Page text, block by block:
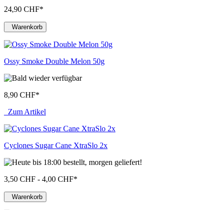
24,90 CHF*
Warenkorb
Ossy Smoke Double Melon 50g
8,90 CHF*
Zum Artikel
Cyclones Sugar Cane XtraSlo 2x
3,50 CHF - 4,00 CHF*
Warenkorb